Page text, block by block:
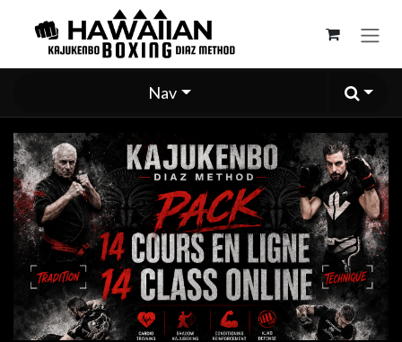
Se rendre au contenu
Nav